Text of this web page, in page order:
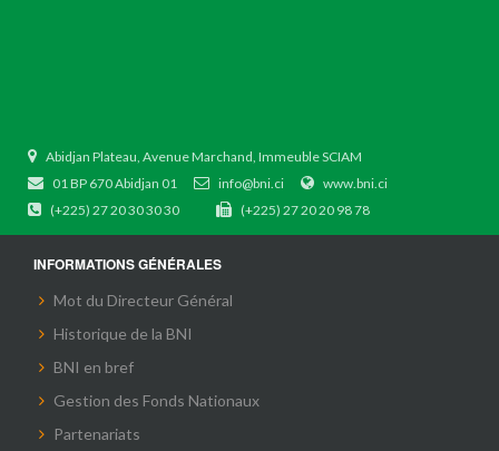
Abidjan Plateau, Avenue Marchand, Immeuble SCIAM
01 BP 670 Abidjan 01
info@bni.ci
www.bni.ci
(+225) 27 20 30 30 30
(+225) 27 20 20 98 78
INFORMATIONS GÉNÉRALES
Mot du Directeur Général
Historique de la BNI
BNI en bref
Gestion des Fonds Nationaux
Partenariats